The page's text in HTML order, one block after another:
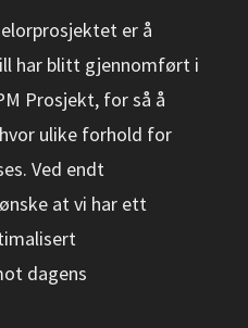
er å
har blitt gjennomført i
Prosjekt, for så å
ulike forhold for
Ved endt
at vi har ett
dagens